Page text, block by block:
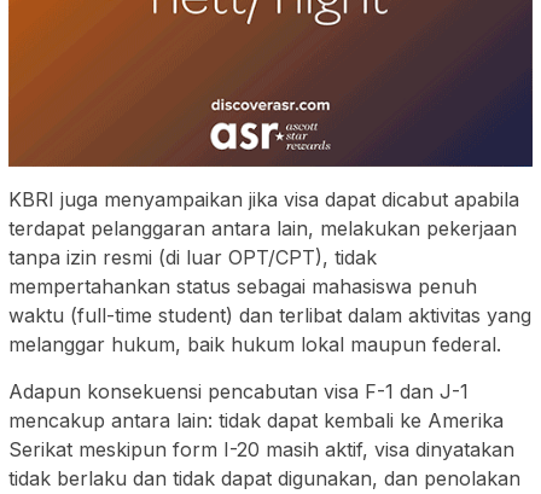
KBRI juga menyampaikan jika visa dapat dicabut apabila
terdapat pelanggaran antara lain, melakukan pekerjaan
tanpa izin resmi (di luar OPT/CPT), tidak
mempertahankan status sebagai mahasiswa penuh
waktu (full-time student) dan terlibat dalam aktivitas yang
melanggar hukum, baik hukum lokal maupun federal.
Adapun konsekuensi pencabutan visa F-1 dan J-1
mencakup antara lain: tidak dapat kembali ke Amerika
Serikat meskipun form I-20 masih aktif, visa dinyatakan
tidak berlaku dan tidak dapat digunakan, dan penolakan